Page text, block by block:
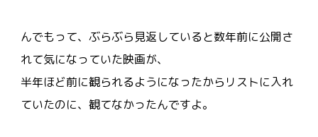
んでもって、ぶらぶら見返していると数年前に公開さ
れて気になっていた映画が、
半年ほど前に観られるようになったからリストに入れ
ていたのに、観てなかったんですよ。